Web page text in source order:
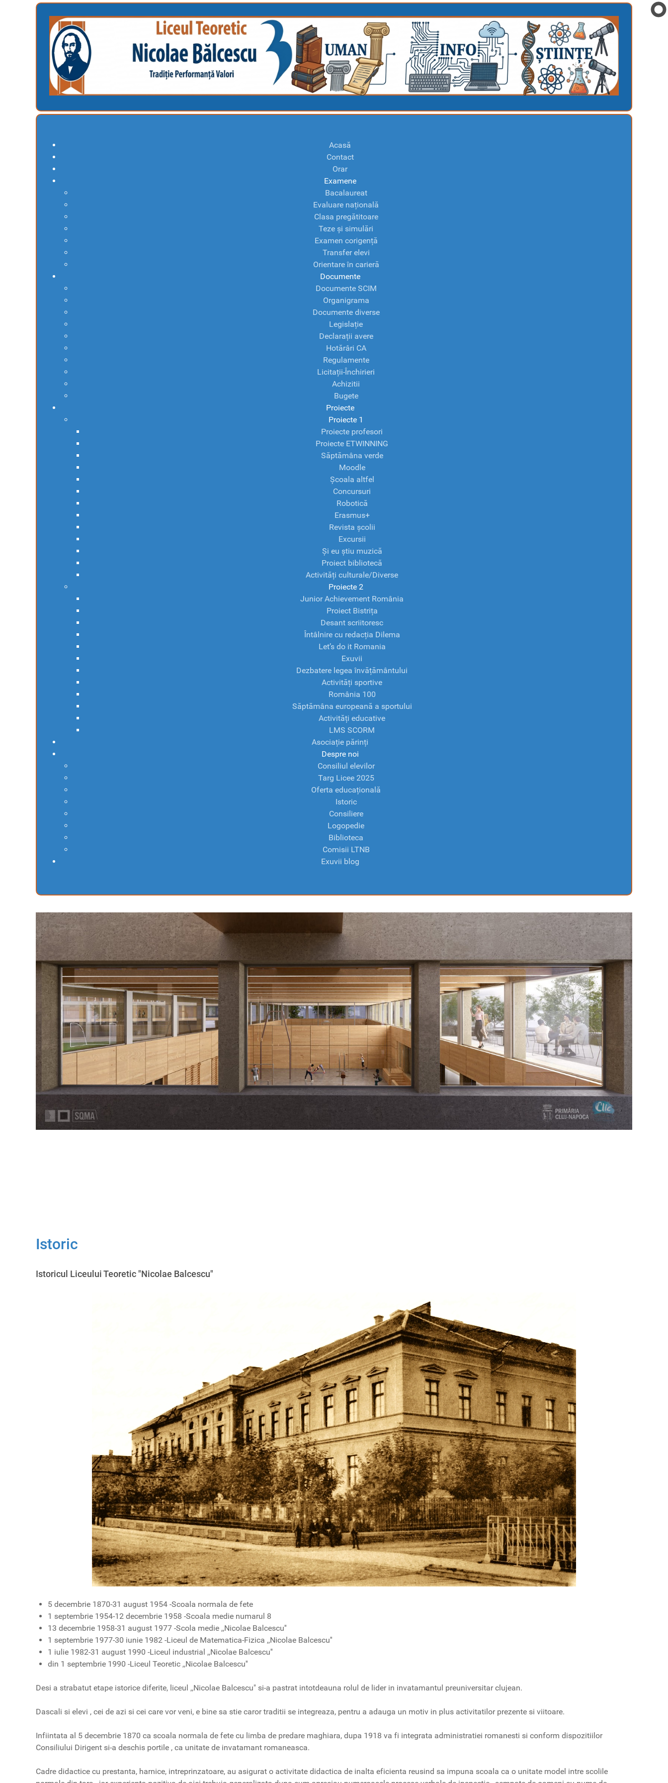
Acasă
Contact
Orar
Examene
Bacalaureat
Evaluare națională
Clasa pregătitoare
Teze și simulări
Examen corigență
Transfer elevi
Orientare în carieră
Documente
Documente SCIM
Organigrama
Documente diverse
Legislație
Declarații avere
Hotărâri CA
Regulamente
Licitații-Închirieri
Achizitii
Bugete
Proiecte
Proiecte 1
Proiecte profesori
Proiecte ETWINNING
Săptămâna verde
Moodle
Școala altfel
Concursuri
Robotică
Erasmus+
Revista școlii
Excursii
Și eu știu muzică
Proiect bibliotecă
Activități culturale/Diverse
Proiecte 2
Junior Achievement România
Proiect Bistrița
Desant scriitoresc
Întâlnire cu redacția Dilema
Let’s do it Romania
Exuvii
Dezbatere legea învățământului
Activități sportive
România 100
Săptămâna europeană a sportului
Activități educative
LMS SCORM
Asociație părinți
Despre noi
Consiliul elevilor
Targ Licee 2025
Oferta educațională
Istoric
Consiliere
Logopedie
Biblioteca
Comisii LTNB
Exuvii blog
Istoric
Istoricul Liceului Teoretic "Nicolae Balcescu"
5 decembrie 1870-31 august 1954 -Scoala normala de fete
1 septembrie 1954-12 decembrie 1958 -Scoala medie numarul 8
13 decembrie 1958-31 august 1977 -Scola medie ,,Nicolae Balcescu''
1 septembrie 1977-30 iunie 1982 -Liceul de Matematica-Fizica ,,Nicolae Balcescu''
1 iulie 1982-31 august 1990 -Liceul industrial ,,Nicolae Balcescu''
din 1 septembrie 1990 -Liceul Teoretic ,,Nicolae Balcescu''
Desi a strabatut etape istorice diferite, liceul ,,Nicolae Balcescu" si-a pastrat intotdeauna rolul de lider in invatamantul preuniversitar clujean.
Dascali si elevi , cei de azi si cei care vor veni, e bine sa stie caror traditii se integreaza, pentru a adauga un motiv in plus activitatilor prezente si viitoare.
Infiintata al 5 decembrie 1870 ca scoala normala de fete cu limba de predare maghiara, dupa 1918 va fi integrata administratiei romanesti si conform dispozitiilor
Consiliului Dirigent si-a deschis portile , ca unitate de invatamant romaneasca.
Cadre didactice cu prestanta, harnice, intreprinzatoare, au asigurat o activitate didactica de inalta eficienta reusind sa impuna scoala ca o unitate model intre scolile